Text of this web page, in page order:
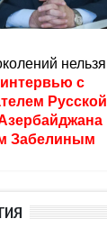
нельзя
интервью с
Русской
Забелиным